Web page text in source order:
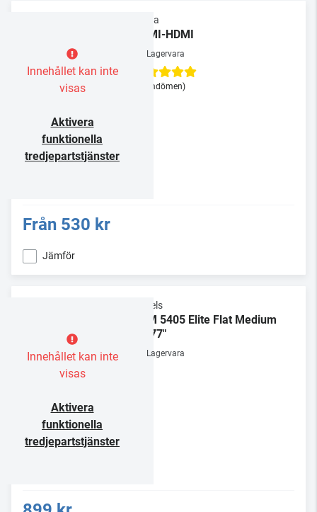
Innehållet kan inte
visas
Aktivera
funktionella
tredjepartstjänster
Supra
HDMI-HDMI
Lagervara
(3 omdömen)
Från 530 kr
Jämför
Innehållet kan inte
visas
Aktivera
funktionella
tredjepartstjänster
Vogels
TVM 5405 Elite Flat Medium
32-77"
Lagervara